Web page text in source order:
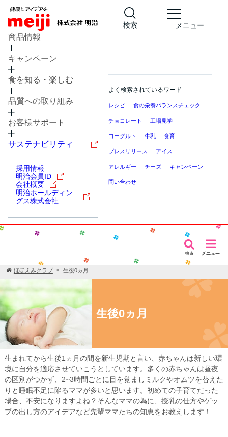
検索 メニュー
商品情報
キャンペーン
食を知る・楽しむ
品質への取り組み
お客様サポート
サステナビリティ
採用情報
明治会員ID
会社概要
明治ホールディン
グス株式会社
よく検索されているワード
レシピ 食の栄養バランスチェック
チョコレート 工場見学
ヨーグルト 牛乳 食育
プレスリリース アイス
アレルギー チーズ キャンペーン
問い合わせ
ほほえみクラブ 生後0ヵ月
生後0ヵ月
生まれてから生後1ヵ月の間を新生児期と言い、赤ちゃんは新しい環
境に自分を適応させていこうとしています。多くの赤ちゃんは昼夜
の区別がつかず、2~3時間ごとに目を覚ましミルクやオムツを替えた
りと睡眠不足に陥るママが多いと思います。初めての子育てだった
場合、不安になりますよね？そんなママの為に、授乳の仕方やゲッ
プの出し方のアイデアなど先輩ママたちの知恵をお教えします！